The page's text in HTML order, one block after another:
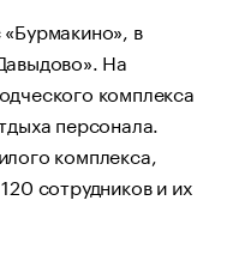
в
На
комплекса
персонала.
комплекса,
сотрудников и их